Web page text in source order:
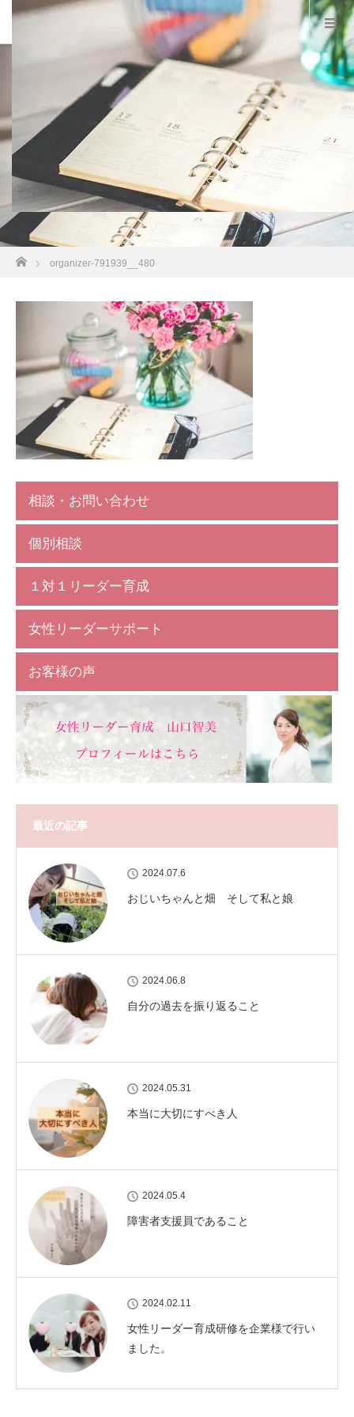
organizer-791939__480
organizer-791939__480
相談・お問い合わせ
個別相談
１対１リーダー育成
女性リーダーサポート
お客様の声
最近の記事
2024.07.6
おじいちゃんと畑 そして私と娘
2024.06.8
自分の過去を振り返ること
2024.05.31
本当に大切にすべき人
2024.05.4
障害者支援員であること
2024.02.11
女性リーダー育成研修を企業様で行い
ました。